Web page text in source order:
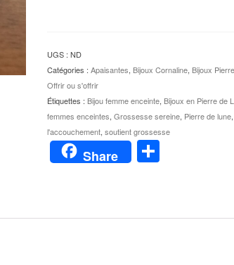
UGS :ND
Catégories :Apaisantes, Bijoux Cornaline, Bijoux
Offrir ou s'offrir
Étiquettes : Bijou femme enceinte, Bijoux en Pierre de
femmes enceintes,Grossesse sereine, Pierre de lune,
l'accouchement,soutient grossesse
Share